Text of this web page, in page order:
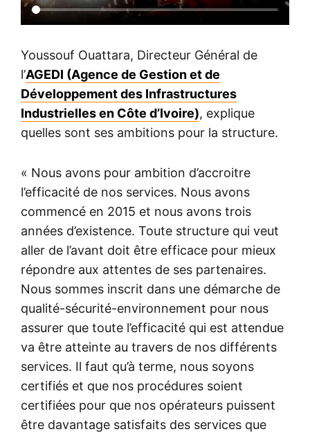
Youssouf Ouattara, Directeur Général de
l’AGEDI (Agence de Gestion et de
Développement des Infrastructures
Industrielles en Côte d’Ivoire), explique
quelles sont ses ambitions pour la structure.
« Nous avons pour ambition d’accroitre
l’efficacité de nos services. Nous avons
commencé en 2015 et nous avons trois
années d’existence. Toute structure qui veut
aller de l’avant doit être efficace pour mieux
répondre aux attentes de ses partenaires.
Nous sommes inscrit dans une démarche de
qualité-sécurité-environnement pour nous
assurer que toute l’efficacité qui est attendue
va être atteinte au travers de nos différents
services. Il faut qu’à terme, nous soyons
certifiés et que nos procédures soient
certifiées pour que nos opérateurs puissent
être davantage satisfaits des services que